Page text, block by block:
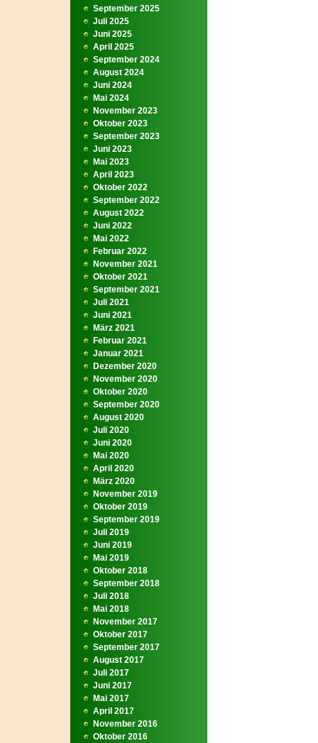
September 2025
Juli 2025
Juni 2025
April 2025
September 2024
August 2024
Juni 2024
Mai 2024
November 2023
Oktober 2023
September 2023
Juni 2023
Mai 2023
April 2023
Oktober 2022
September 2022
August 2022
Juni 2022
Mai 2022
Februar 2022
November 2021
Oktober 2021
September 2021
Juli 2021
Juni 2021
März 2021
Februar 2021
Januar 2021
Dezember 2020
November 2020
Oktober 2020
September 2020
August 2020
Juli 2020
Juni 2020
Mai 2020
April 2020
März 2020
November 2019
Oktober 2019
September 2019
Juli 2019
Juni 2019
Mai 2019
Oktober 2018
September 2018
Juli 2018
Mai 2018
November 2017
Oktober 2017
September 2017
August 2017
Juli 2017
Juni 2017
Mai 2017
April 2017
November 2016
Oktober 2016